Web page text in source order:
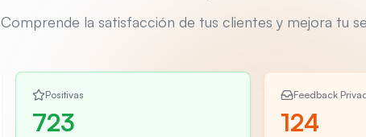
Comprende la satisfacción de tus clientes y mejora tu
Positivas
723
Feedback
124